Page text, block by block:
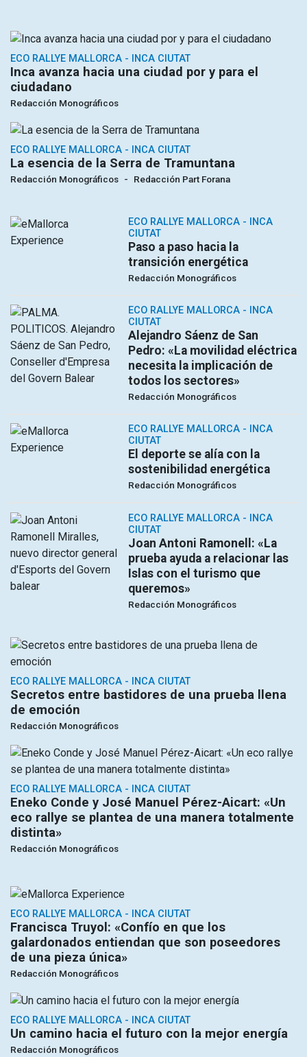
ECO RALLYE MALLORCA - INCA CIUTAT
Inca avanza hacia una ciudad por y para el
ciudadano
Redacción Monográficos
ECO RALLYE MALLORCA - INCA CIUTAT
La esencia de la Serra de Tramuntana
Redacción Monográficos Redacción Part Forana
ECO RALLYE MALLORCA - INCA
CIUTAT
Paso a paso hacia la
transición energética
Redacción Monográficos
ECO RALLYE MALLORCA - INCA
CIUTAT
Alejandro Sáenz de San
Pedro: «La movilidad eléctrica
necesita la implicación de
todos los sectores»
Redacción Monográficos
ECO RALLYE MALLORCA - INCA
CIUTAT
El deporte se alía con la
sostenibilidad energética
Redacción Monográficos
ECO RALLYE MALLORCA - INCA
CIUTAT
Joan Antoni Ramonell: «La
prueba ayuda a relacionar las
Islas con el turismo que
queremos»
Redacción Monográficos
ECO RALLYE MALLORCA - INCA CIUTAT
Secretos entre bastidores de una prueba llena
de emoción
Redacción Monográficos
ECO RALLYE MALLORCA - INCA CIUTAT
Eneko Conde y José Manuel Pérez-Aicart: «Un
eco rallye se plantea de una manera totalmente
distinta»
Redacción Monográficos
ECO RALLYE MALLORCA - INCA CIUTAT
Francisca Truyol: «Confío en que los
galardonados entiendan que son poseedores
de una pieza única»
Redacción Monográficos
ECO RALLYE MALLORCA - INCA CIUTAT
Un camino hacia el futuro con la mejor energía
Redacción Monográficos